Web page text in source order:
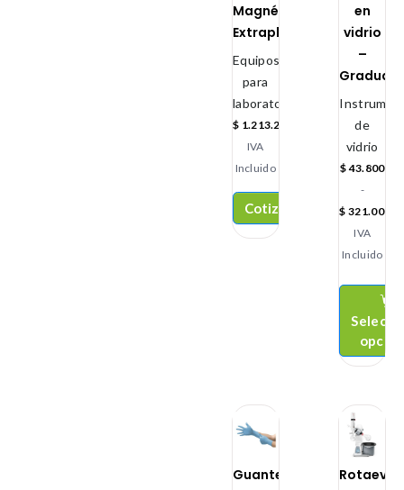
Magnético
Extraplano
Equipos
para
laboratorio
$ 1.213.200
IVA
Incluido
Cotizar
en
vidrio
–
de
vidrio
$43.800
-
$ 321.000
IVA
Incluido
Guantes